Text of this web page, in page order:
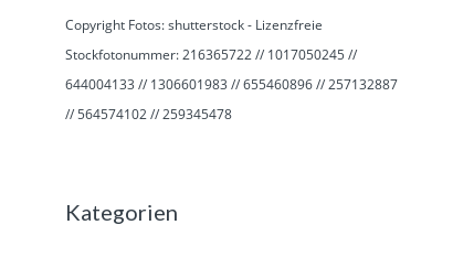
Copyright Fotos: shutterstock - Lizenzfreie
Stockfotonummer: 216365722 // 1017050245 //
644004133 // 1306601983 // 655460896 // 257132887
// 564574102 // 259345478
Kategorien